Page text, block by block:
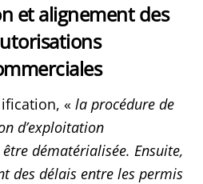
et alignement des
«la procédure de
d’exploitation
dématérialisée. Ensuite,
des délais entre les permis